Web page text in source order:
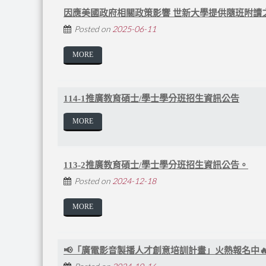
因應美國政府相關政策影響 世新大學提供隨班附讀
Posted on 2025-06-11
MORE
114-1推廣教育碩士/學士學分班招生資訊公告
MORE
113-2推廣教育碩士/學士學分班招生資訊公告。
Posted on 2024-12-18
MORE
📢「廣電影音製播人才創意培訓計畫」火熱報名中